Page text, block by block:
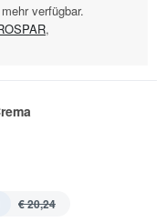
verfügbar.
,
€ 20,24